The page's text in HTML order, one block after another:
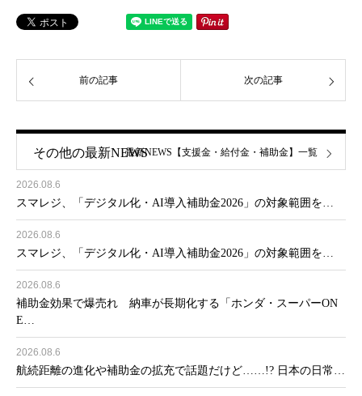
前の記事 次の記事
その他の最新NEWS
2026.08.6
スマレジ、「デジタル化・AI導入補助金2026」の対象範囲を…
2026.08.6
スマレジ、「デジタル化・AI導入補助金2026」の対象範囲を…
2026.08.6
補助金効果で爆売れ 納車が長期化する「ホンダ・スーパーON
E…
2026.08.6
航続距離の進化や補助金の拡充で話題だけど……!? 日本の日常…
最新NEWS【支援金・給付金・補助金】一覧